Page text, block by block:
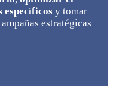
específicos y tomar
estratégicas